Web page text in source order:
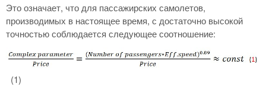
Это означает, что для пассажирских самолетов,
производимых в настоящее время, с достаточно высокой
точностью соблюдается следующее соотношение:
(1)